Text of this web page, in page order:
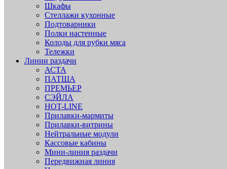
Шкафы
Стеллажи кухонные
Подтоварники
Полки настенные
Колоды для рубки мяса
Тележки
Линии раздачи
АСТА
ПАТША
ПРЕМЬЕР
СЭЙЛА
HOT-LINE
Прилавки-мармиты
Прилавки-витрины
Нейтральные модули
Кассовые кабины
Мини-линия раздачи
Передвижная линия